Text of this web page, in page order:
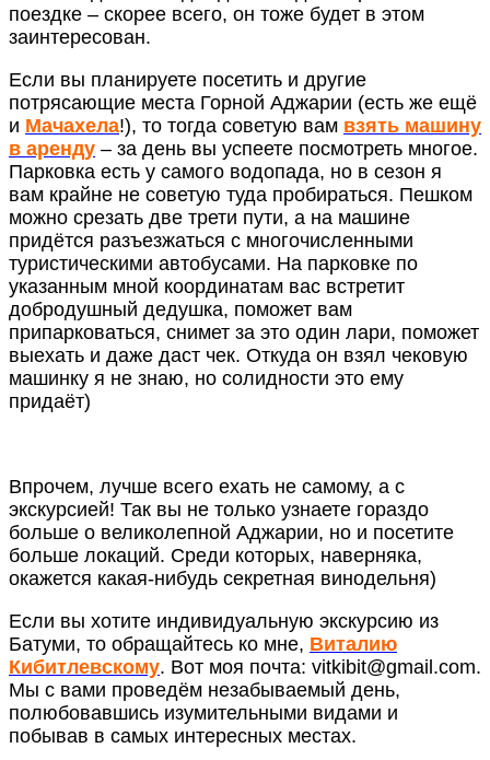
поездке – скорее всего, он тоже будет в этом
заинтересован.
Если вы планируете посетить и другие
потрясающие места Горной Аджарии (есть же ещё
и Мачахела!), то тогда советую вам взять машину
в аренду – за день вы успеете посмотреть многое.
Парковка есть у самого водопада, но в сезон я
вам крайне не советую туда пробираться. Пешком
можно срезать две трети пути, а на машине
придётся разъезжаться с многочисленными
туристическими автобусами. На парковке по
указанным мной координатам вас встретит
добродушный дедушка, поможет вам
припарковаться, снимет за это один лари, поможет
выехать и даже даст чек. Откуда он взял чековую
машинку я не знаю, но солидности это ему
придаёт)
Впрочем, лучше всего ехать не самому, а с
экскурсией! Так вы не только узнаете гораздо
больше о великолепной Аджарии, но и посетите
больше локаций. Среди которых, наверняка,
окажется какая-нибудь секретная винодельня)
Если вы хотите индивидуальную экскурсию из
Батуми, то обращайтесь ко мне, Виталию
Кибитлевскому. Вот моя почта: vitkibit@gmail.com.
Мы с вами проведём незабываемый день,
полюбовавшись изумительными видами и
побывав в самых интересных местах.